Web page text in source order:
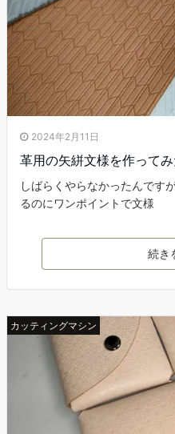
2024年2月11日
革用の矢絣文様を作ってみ
しばらくやらなかったんです
るのにワンポイントで文様
続き
カッティングマシン